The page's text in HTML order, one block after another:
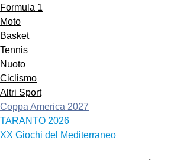
Formula 1
Moto
Basket
Tennis
Nuoto
Ciclismo
Altri Sport
Coppa America 2027
TARANTO 2026
XX Giochi del Mediterraneo